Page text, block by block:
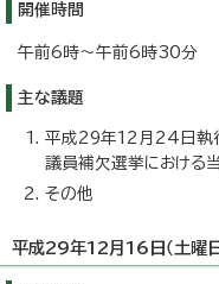
開催時間
午前6時～午前6時30分
主な議題
平成29年12月24日執
議員補欠選挙における
その他
平成29年12月16日（土曜日